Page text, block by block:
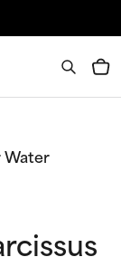
Water